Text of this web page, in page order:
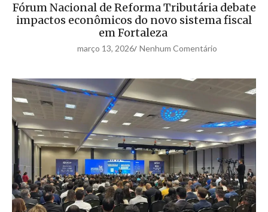
Fórum Nacional de Reforma Tributária debate
impactos econômicos do novo sistema fiscal
em Fortaleza
março 13, 2026/ Nenhum Comentário